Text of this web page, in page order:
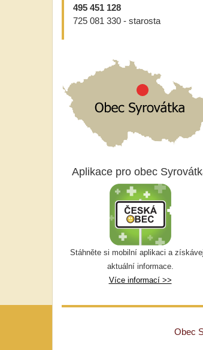
495 451 128
725 081 330 - starosta
Aplikace pro obec
Stáhněte si mobilní aplikaci a
aktuální informace.
Více informací >>
Obec